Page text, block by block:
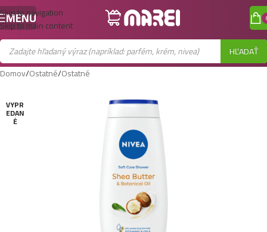
Skip to navigation
Skip to main content
MENU
HĽADAŤ
Domov/Ostatné/Ostatné
VYPR
EDAN
É